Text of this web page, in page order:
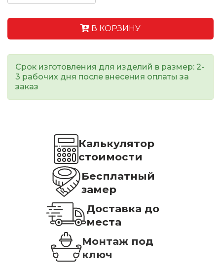
В КОРЗИНУ
Срок изготовления для изделий в размер: 2-
3 рабочих дня после внесения оплаты за
заказ
Калькулятор
стоимости
Бесплатный
замер
Доставка до
места
Монтаж под
ключ